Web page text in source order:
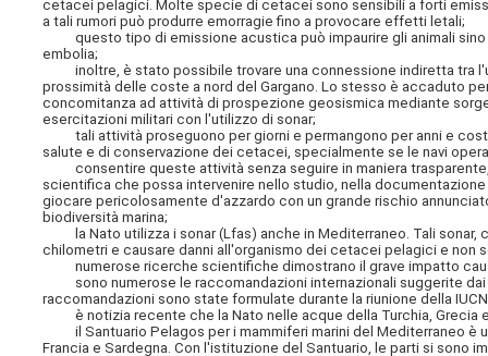
cetacei pelagici. Molte specie di cetacei sono sensibili a forti
a tali rumori può produrre emorragie fino a provocare effetti letali;
questo tipo di emissione acustica può impaurire gli animali sino
embolia;
inoltre, è stato possibile trovare una connessione indiretta tra
prossimità delle coste a nord del Gargano. Lo stesso è accaduto
concomitanza ad attività di prospezione geosismica mediante
esercitazioni militari con l'utilizzo di sonar;
tali attività proseguono per giorni e permangono per anni e
salute e di conservazione dei cetacei, specialmente se le navi
consentire queste attività senza seguire in maniera
scientifica che possa intervenire nello studio, nella documentazione
giocare pericolosamente d'azzardo con un grande rischio
biodiversità marina;
la Nato utilizza i sonar (Lfas) anche in Mediterraneo. Tali sonar,
chilometri e causare danni all'organismo dei cetacei pelagici e non
numerose ricerche scientifiche dimostrano il grave impatto
sono numerose le raccomandazioni internazionali suggerite dai
raccomandazioni sono state formulate durante la riunione della
è notizia recente che la Nato nelle acque della Turchia, Grecia
il Santuario Pelagos per i mammiferi marini del Mediterraneo è
Francia e Sardegna. Con l'istituzione del Santuario, le parti si sono